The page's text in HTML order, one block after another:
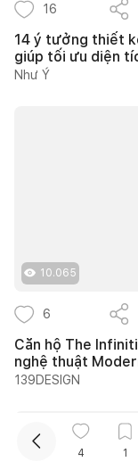
16
14 ý tưởng thiết
giúp tối ưu diện
Như Ý
10.065
6
Căn hộ The
nghệ thuật
139DESIGN
4 1